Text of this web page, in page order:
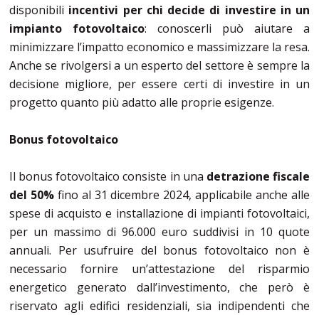
disponibili incentivi per chi decide di investire in un
impianto fotovoltaico: conoscerli può aiutare a
minimizzare l’impatto economico e massimizzare la resa.
Anche se rivolgersi a un esperto del settore è sempre la
decisione migliore, per essere certi di investire in un
progetto quanto più adatto alle proprie esigenze.
Bonus fotovoltaico
Il bonus fotovoltaico consiste in una detrazione fiscale
del 50%fino al 31 dicembre 2024, applicabile anche alle
spese di acquisto e installazione di impianti fotovoltaici,
per un massimo di 96.000 euro suddivisi in 10 quote
annuali. Per usufruire del bonus fotovoltaico non è
necessario fornire un’attestazione del risparmio
energetico generato dall’investimento, che però è
riservato agli edifici residenziali, sia indipendenti che